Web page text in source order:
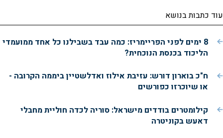
עוד כתבות בנושא
8 ימים לפני הפריימריז: כמה עבד בשבילנו כל אחד ממועמדי
הליכוד בכנסת הנוכחית?
ח"כ בוארון דורש: עזיבת אילוז ואדלשטיין ביממה הקרובה -
או שיוכרזו כפורשים
קילומטרים בודדים מישראל: סוריה לכדה חוליית מחבלי
דאעש בקוניטרה